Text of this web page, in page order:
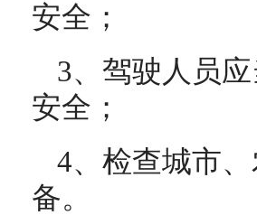
安全；
3、驾驶人员
安全；
4、检查城市
备。